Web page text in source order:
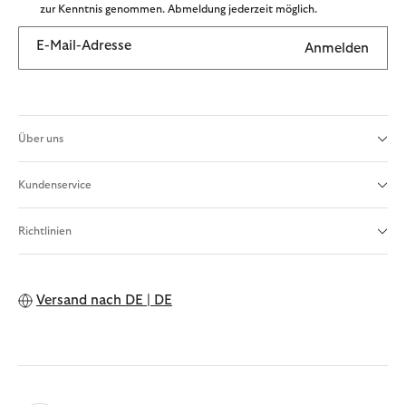
zur Kenntnis genommen. Abmeldung jederzeit möglich.
E-Mail-Adresse Anmelden
Über uns
Kundenservice
Richtlinien
Versand nach DE | DE